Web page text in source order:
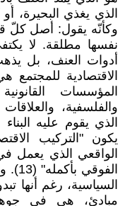
الذي يغذي البحيرة،
وكأنّه يقول: أصل كلّ
نفسها مطلقة. لا
أدوات العنف، بل
الاقتصادية
المؤسسات
والفلسفية،
الذي يقوم عليه
يكون "التركيب
الواقعي الذي يعمل
السياسية، رغم أنها
مبادئ، هي في